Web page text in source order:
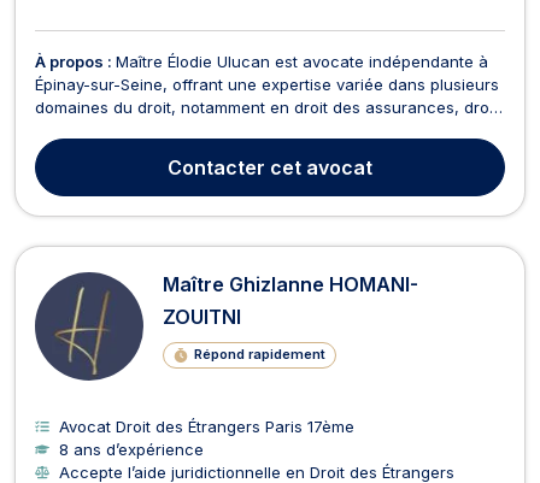
À propos : Maître Élodie Ulucan est avocate indépendante à
Épinay-sur-Seine, offrant une expertise variée dans plusieurs
domaines du droit, notamment en droit des assurances, droit
contrats, droit commercial, droit des sociétés, conflits de
voisinage, baux commerciaux, ...
Contacter cet avocat
Maître Ghizlanne HOMANI-
ZOUITNI
Répond rapidement
Avocat Droit des Étrangers Paris 17ème
8 ans d’expérience
Accepte l’aide juridictionnelle en Droit des Étrangers